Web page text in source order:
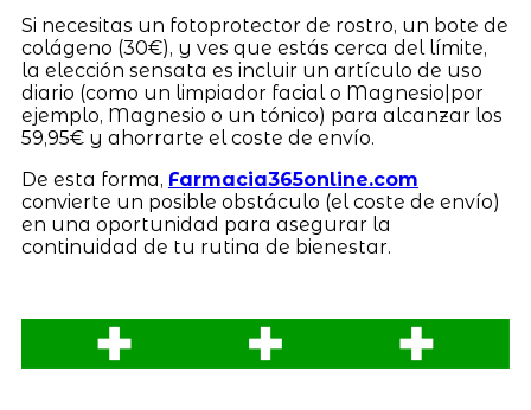
Si necesitas un fotoprotector de rostro, un bote de
colágeno (30€), y ves que estás cerca del límite,
la elección sensata es incluir un artículo de uso
diario (como un limpiador facial o Magnesio|por
ejemplo, Magnesio o un tónico) para alcanzar los
59,95€ y ahorrarte el coste de envío.
De esta forma, Farmacia365online.com
convierte un posible obstáculo (el coste de envío)
en una oportunidad para asegurar la
continuidad de tu rutina de bienestar.